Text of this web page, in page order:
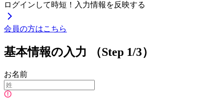
ログインして時短！入力情報を反映する
会員の方はこちら
基本情報の入力 （Step 1/3）
お名前